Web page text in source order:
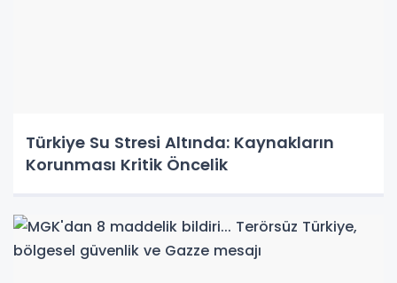
Türkiye Su Stresi Altında: Kaynakların
Korunması Kritik Öncelik